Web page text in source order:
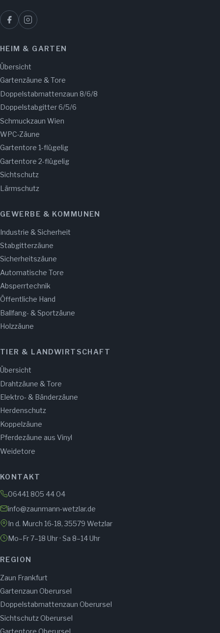
HEIM & GARTEN
Übersicht
Gartenzäune & Tore
Doppelstabmattenzaun 8/6/8
Doppelstabgitter 6/5/6
Schmuckzaun Wien
WPC-Zäune
Gartentore 1-flügelig
Gartentore 2-flügelig
Sichtschutz
Lärmschutz
GEWERBE & KOMMUNEN
Industrie & Sicherheit
Stabgitterzäune
Sicherheitszäune
Automatische Tore
Absperrtechnik
Öffentliche Hand
Ballfang- & Sportzäune
Holzzäune
TIER & LANDWIRTSCHAFT
Übersicht
Drahtzäune & Tore
Elektro- & Bänderzäune
Herdenschutz
Koppelzäune
Pferdezäune aus Vinyl
Weidetore
KONTAKT
06441 805 44 04
info@zaunmann-wetzlar.de
In d. Murch 16-18, 35579 Wetzlar
Mo–Fr 7–18 Uhr · Sa 8–14 Uhr
REGION
Zaun Frankfurt
Gartenzaun Oberursel
Doppelstabmattenzaun Oberursel
Sichtschutz Oberursel